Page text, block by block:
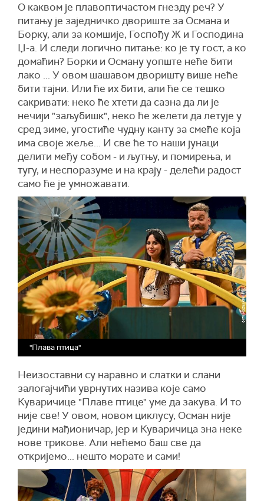
О каквом је плавоптичастом гнезду реч? У
питању је заједничко двориште за Османа и
Борку, али за комшије, Госпођу Ж и Господина
Џ-а. И следи логично питање: ко је ту гост, а ко
домаћин? Борки и Осману уопште неће бити
лако ... У овом шашавом дворишту више неће
бити тајни. Или ће их бити, али ће се тешко
сакривати: неко ће хтети да сазна да ли је
нечији "заљубишк", неко ће желети да летује у
сред зиме, угостиће чудну канту за смеће која
има своје жеље... И све ће то наши јунаци
делити међу собом - и љутњу, и помирења, и
тугу, и неспоразуме и на крају - делећи радост
само ће је умножавати.
"Плава птица"
Неизоставни су наравно и слатки и слани
залогајчићи уврнутих назива које само
Куваричице "Плаве птице" уме да закува. И то
није све! У овом, новом циклусу, Осман није
једини мађионичар, јер и Куваричица зна неке
нове трикове. Али нећемо баш све да
откријемо... нешто морате и сами!